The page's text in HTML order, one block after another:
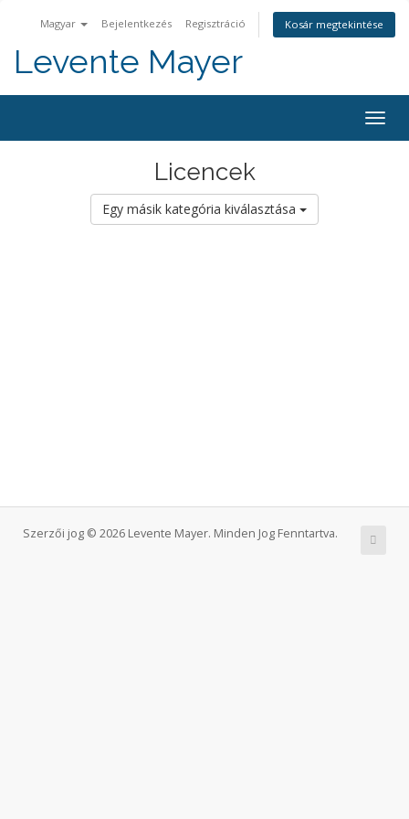
Magyar Bejelentkezés Regisztráció Kosár megtekintése
Levente Mayer
Licencek
Egy másik kategória kiválasztása
Szerzői jog © 2026 Levente Mayer. Minden Jog Fenntartva.